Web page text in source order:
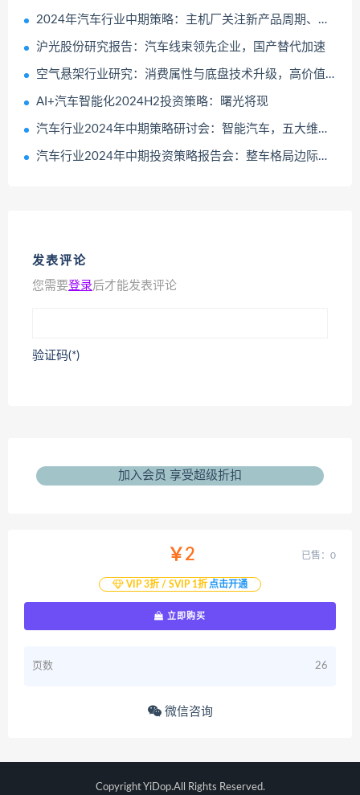
2024年汽车行业中期策略：主机厂关注新产品周期、汽零关注盈利改善公司
沪光股份研究报告：汽车线束领先企业，国产替代加速
空气悬架行业研究：消费属性与底盘技术升级，高价值量与低渗透率的优质赛道
AI+汽车智能化2024H2投资策略：曙光将现
汽车行业2024年中期策略研讨会：智能汽车，五大维度打造日益坚固的生态护城河
汽车行业2024年中期投资策略报告会：整车格局边际改善、重卡景气持续修复
发表评论
您需要登录后才能发表评论
验证码(*)
加入会员 享受超级折扣
￥2
VIP 3折 / SVIP 1折 点击开通
已售：0
立即购买
页数 26
微信咨询
Copyright YiDop.All Rights Reserved.